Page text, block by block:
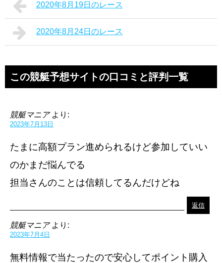
2020年8月19日のレース
2020年8月24日のレース
この競艇予想サイトの口コミと評判一覧
競艇マニア より:
2023年7月13日
たまに高額プラン進められるけど参加していい
のかまだ悩んでる
担当さんのことは信頼してるんだけどね
返信
競艇マニア より:
2023年7月4日
無料情報で当たったので安心してポイント購入